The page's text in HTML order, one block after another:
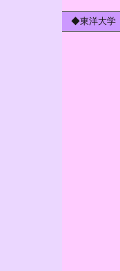
◆東洋大学